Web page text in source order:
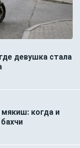
девушка стала
мякиш: когда и